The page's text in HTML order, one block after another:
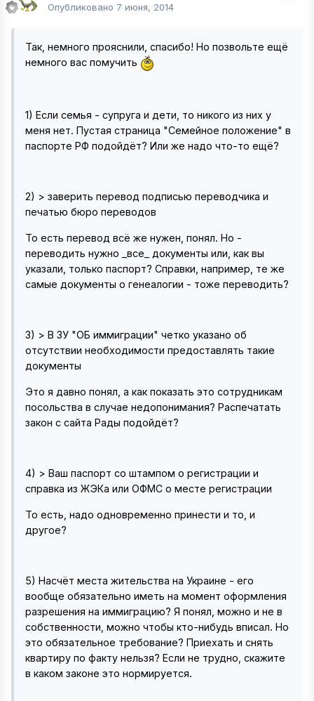
Опубликовано 7 июня, 2014
Так, немного прояснили, спасибо! Но позвольте ещё
немного вас помучить
1) Если семья - супруга и дети, то никого из них у
меня нет. Пустая страница "Семейное положение" в
паспорте РФ подойдёт? Или же надо что-то ещё?
2) > заверить перевод подписью переводчика и
печатью бюро переводов
То есть перевод всё же нужен, понял. Но -
переводить нужно _все_ документы или, как вы
указали, только паспорт? Справки, например, те же
самые документы о генеалогии - тоже переводить?
3) > В ЗУ "ОБ иммиграции" четко указано об
отсутствии необходимости предоставлять такие
документы
Это я давно понял, а как показать это сотрудникам
посольства в случае недопонимания? Распечатать
закон с сайта Рады подойдёт?
4) > Ваш паспорт со штампом о регистрации и
справка из ЖЭКа или ОФМС о месте регистрации
То есть, надо одновременно принести и то, и
другое?
5) Насчёт места жительства на Украине - его
вообще обязательно иметь на момент оформления
разрешения на иммиграцию? Я понял, можно и не в
собственности, можно чтобы кто-нибудь вписал. Но
это обязательное требование? Приехать и снять
квартиру по факту нельзя? Если не трудно, скажите
в каком законе это нормируется.